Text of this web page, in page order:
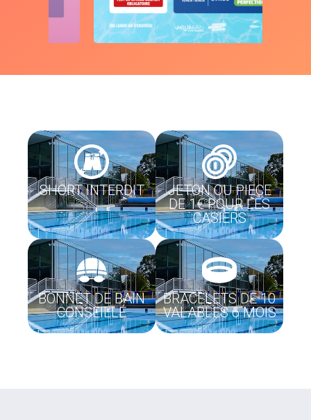
SHORT INTERDIT
JETON OU PIECE
DE 1€ POUR LES
CASIERS
BONNET DE BAIN
CONSEILLÉ
BRACELETS DE 10
VALABLES 6 MOIS